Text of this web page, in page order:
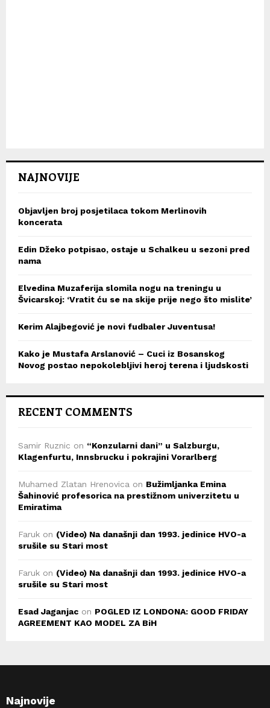
NAJNOVIJE
Objavljen broj posjetilaca tokom Merlinovih
koncerata
Edin Džeko potpisao, ostaje u Schalkeu u sezoni pred
nama
Elvedina Muzaferija slomila nogu na treningu u
Švicarskoj: ‘Vratit ću se na skije prije nego što mislite’
Kerim Alajbegović je novi fudbaler Juventusa!
Kako je Mustafa Arslanović – Cuci iz Bosanskog
Novog postao nepokolebljivi heroj terena i ljudskosti
RECENT COMMENTS
Samir Ruznic on “Konzularni dani” u Salzburgu,
Klagenfurtu, Innsbrucku i pokrajini Vorarlberg
Muhamed Zlatan Hrenovica on Bužimljanka Emina
Šahinović profesorica na prestižnom univerzitetu u
Emiratima
Faruk on (Video) Na današnji dan 1993. jedinice HVO-a
srušile su Stari most
Faruk on (Video) Na današnji dan 1993. jedinice HVO-a
srušile su Stari most
Esad Jaganjac on POGLED IZ LONDONA: GOOD FRIDAY
AGREEMENT KAO MODEL ZA BiH
Najnovije